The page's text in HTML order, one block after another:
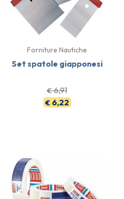
Forniture Nautiche
Set spatole giapponesi
€6,91
€6,22